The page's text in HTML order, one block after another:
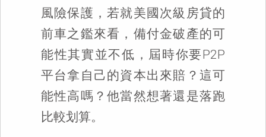
風險保護，若就美國次級房貸的
前車之鑑來看，備付金破產的可
能性其實並不低，屆時你要P2P
平台拿自己的資本出來賠？這可
能性高嗎？他當然想著還是落跑
比較划算。